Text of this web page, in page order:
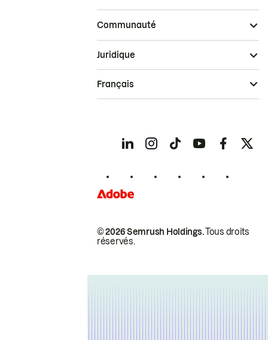
Communauté
© 2026 Semrush Holdings.Tous droits
réservés.
Juridique
Français